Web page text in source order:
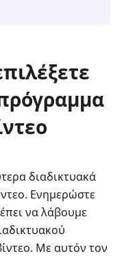
διαδικτυακά
Ενημερώστε
να λάβουμε
Με αυτόν τον